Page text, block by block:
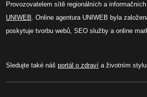
Provozovatelem sítě regionálních a
UNIWEB. Online agentura UNIWEB byla
poskytuje tvorbu webů, SEO služby a online
Sledujte také náš portál o zdraví a životním stylu